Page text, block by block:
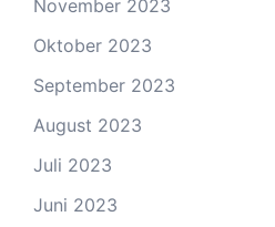
November 2023
Oktober 2023
September 2023
August 2023
Juli 2023
Juni 2023